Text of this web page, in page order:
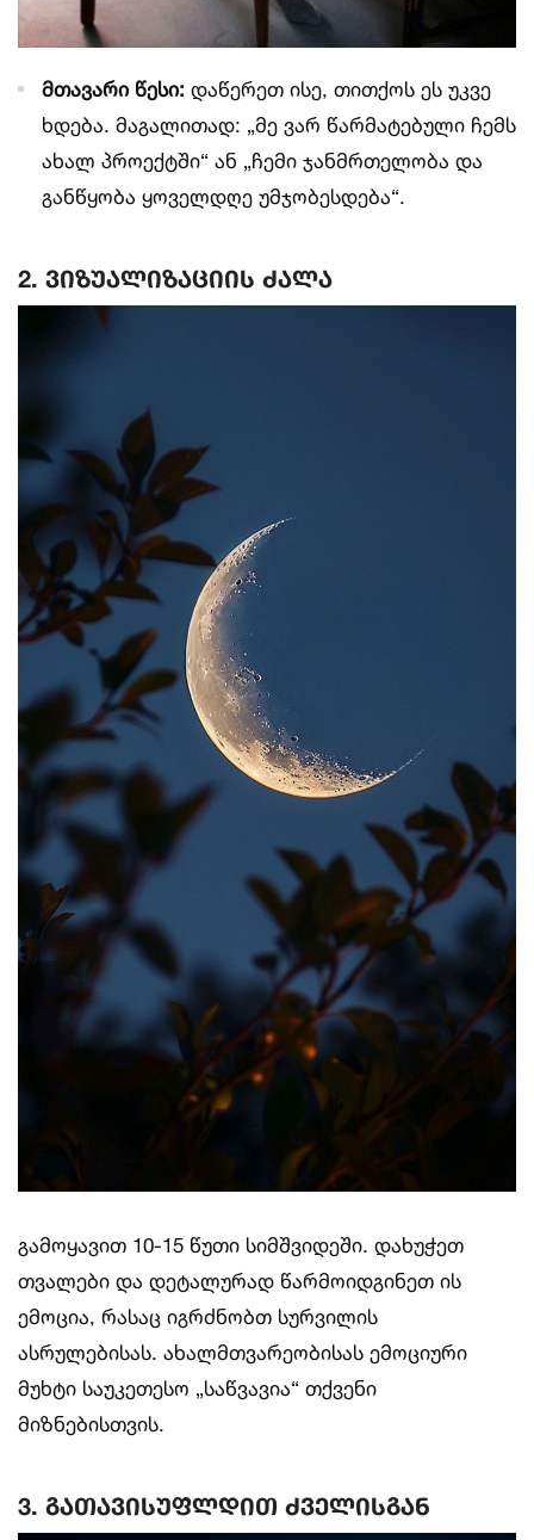
მთავარი წესი: დაწერეთ ისე, თითქოს ეს უკვე
ხდება. მაგალითად: „მე ვარ წარმატებული ჩემს
ახალ პროექტში“ ან „ჩემი ჯანმრთელობა და
განწყობა ყოველდღე უმჯობესდება“.
2. ვიზუალიზაციის ძალა
გამოყავით 10-15 წუთი სიმშვიდეში. დახუჭეთ
თვალები და დეტალურად წარმოიდგინეთ ის
ემოცია, რასაც იგრძნობთ სურვილის
ასრულებისას. ახალმთვარეობისას ემოციური
მუხტი საუკეთესო „საწვავია“ თქვენი
მიზნებისთვის.
3. გათავისუფლდით ძველისგან